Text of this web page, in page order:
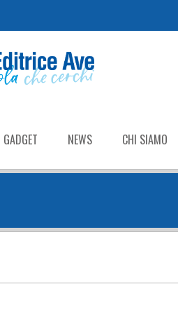
GADGET NEWS CHI SIAMO